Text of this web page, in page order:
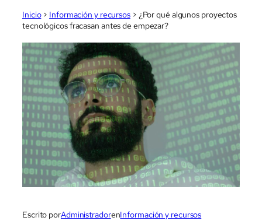
Inicio> Información y recursos> ¿Por qué algunos proyectos
tecnológicos fracasan antes de empezar?
Escrito porAdministradorenInformación y recursos